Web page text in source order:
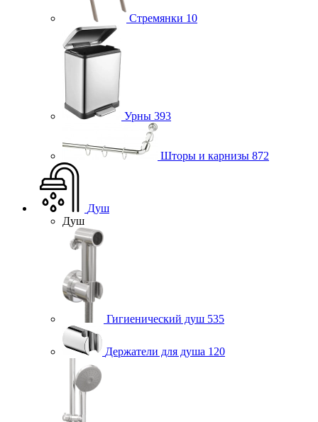
Стремянки 10
Урны 393
Шторы и карнизы 872
Душ
Душ
Гигиенический душ 535
Держатели для душа 120